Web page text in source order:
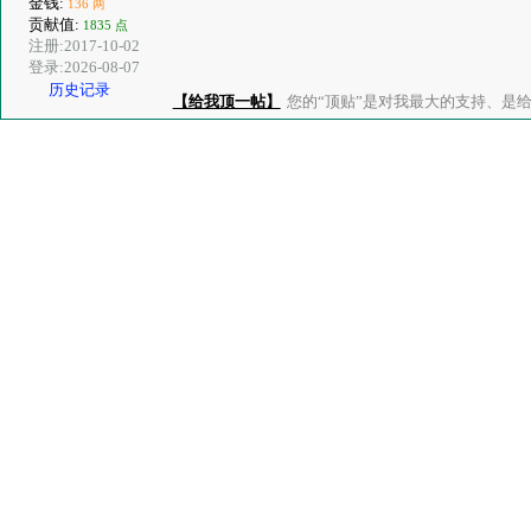
136 两
贡献值: 1835 点
注册:2017-10-02
登录:2026-08-07
历史记录
【给我顶一帖】 您的“顶贴”是对我最大的支持、是